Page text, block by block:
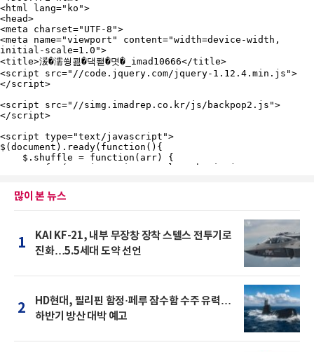
많이 본 뉴스
1
KAI KF-21, 내부 무장창 장착 스텔스 전투기로
진화…5.5세대 도약 선언
2
HD현대, 필리핀 함정·페루 잠수함 수주 유력…
하반기 방산 대박 예고